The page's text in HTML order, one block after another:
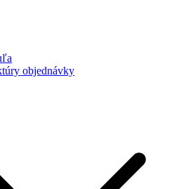
objednávky